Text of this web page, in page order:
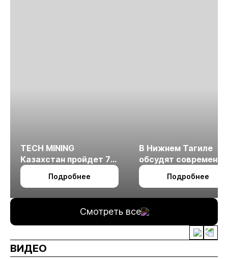
TECH MINING
Казахстан пройдет 7
октября в Алматы
Подробнее
В Нижнем Тагиле
обсудят
технологии
измельчения
Подробнее
Смотреть все
ВИДЕО